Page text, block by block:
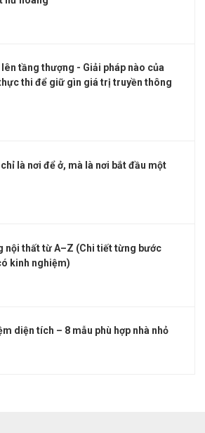
lên tầng thượng - Giải pháp nào của
thi để giữ gìn giá trị truyền thông
là nơi để ở, mà là nơi bắt đầu một
nội thất từ A–Z (Chi tiết từng bước
kinh nghiệm)
diện tích – 8 mẫu phù hợp nhà nhỏ